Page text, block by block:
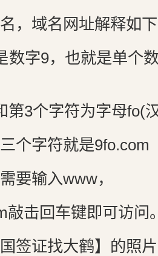
，域名网址解释如
数字9，也就是单个
第3个字符为字母fo(
个字符就是9fo.com
要输入www，
敲击回车键即可访问
签证找大鹤】的照片